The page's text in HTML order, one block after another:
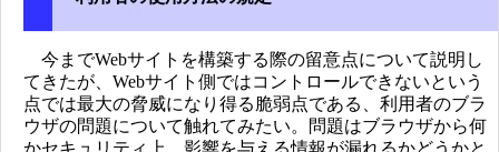
今までWebサイトを構築する際の留意点について説明し
てきたが、Webサイト側ではコントロールできないという
点では最大の脅威になり得る脆弱点である、利用者のブラ
ウザの問題について触れてみたい。問題はブラウザから何
かセキュリティ上、影響を与える情報が漏れるかどうかと